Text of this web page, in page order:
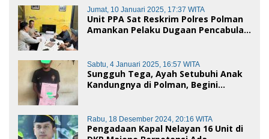
Jumat, 10 Januari 2025, 17:37 WITA
Unit PPA Sat Reskrim Polres Polman
Amankan Pelaku Dugaan Pencabulan
Sabtu, 4 Januari 2025, 16:57 WITA
Sungguh Tega, Ayah Setubuhi Anak
Kandungnya di Polman, Begini
Rabu, 18 Desember 2024, 20:16 WITA
Pengadaan Kapal Nelayan 16 Unit di